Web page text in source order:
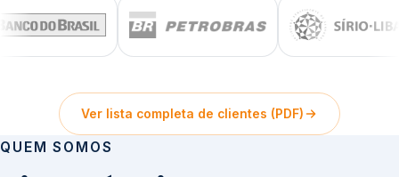
Ver lista completa de clientes (PDF)
QUEM SOMOS